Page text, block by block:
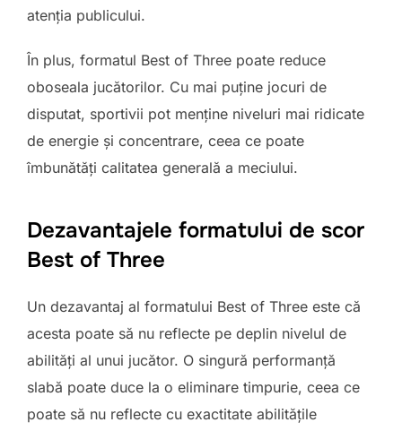
atenția publicului.
În plus, formatul Best of Three poate reduce
oboseala jucătorilor. Cu mai puține jocuri de
disputat, sportivii pot menține niveluri mai ridicate
de energie și concentrare, ceea ce poate
îmbunătăți calitatea generală a meciului.
Dezavantajele formatului de scor
Best of Three
Un dezavantaj al formatului Best of Three este că
acesta poate să nu reflecte pe deplin nivelul de
abilități al unui jucător. O singură performanță
slabă poate duce la o eliminare timpurie, ceea ce
poate să nu reflecte cu exactitate abilitățile